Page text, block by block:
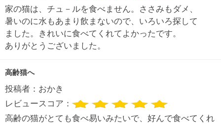
家の猫は、チュ－ルを食べません。ささみもダメ、
暑いのに水もあまり飲まないので、いろいろ探して
ました。きれいに食べてくれてよかったです。
ありがとうございました。
高齢猫へ
投稿者： おかき
レビュースコア：
高齢の猫がとても食べ易いみたいで、好んで食べてくれ